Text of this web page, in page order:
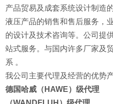
产品贸易及成套系统设计制造
液压产品的销售和售后服务，
的设计及技术咨询等。公司提
站式服务。与国内许多厂家及
系
我公司主要代理及经营的优势
德国哈威（HAWE）级代